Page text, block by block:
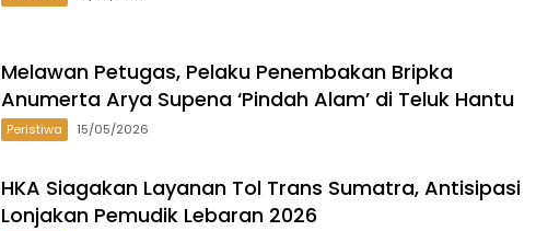
Melawan Petugas, Pelaku Penembakan Bripka
Anumerta Arya Supena ‘Pindah Alam’ di Teluk Hantu
Peristiwa 15/05/2026
HKA Siagakan Layanan Tol Trans Sumatra, Antisipasi
Lonjakan Pemudik Lebaran 2026